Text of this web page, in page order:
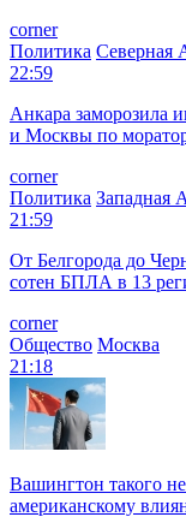
corner
Политика Северная
22:59
Анкара заморозила
и Москвы по
corner
Политика Западная
21:59
От Белгорода до
сотен БПЛА в 13
corner
Общество Москва
21:18
Вашингтон такого
американскому